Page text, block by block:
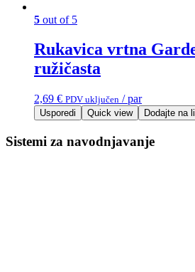
5 out of 5
Rukavica vrtna
ružičasta
2,69 € PDV uključen / par
Usporedi Quick view Dodajte na
Sistemi za navodnjavanje